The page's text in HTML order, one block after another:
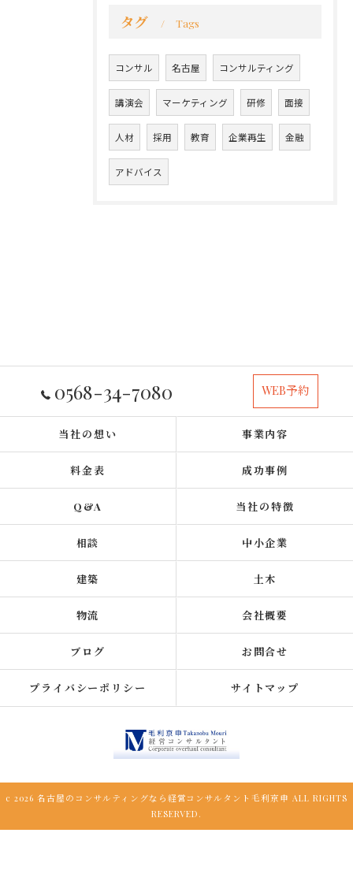
タグ Tags
コンサル 名古屋 コンサルティング
講演会 マーケティング 研修 面接
人材 採用 教育 企業再生 金融
アドバイス
0568-34-7080 WEB予約
当社の想い 事業内容
料金表 成功事例
Q&A 当社の特徴
相談 中小企業
建築 土木
物流 会社概要
ブログ お問合せ
プライバシーポリシー サイトマップ
c 2026 名古屋のコンサルティングなら経営コンサルタント毛利京申 ALL RIGHTS
RESERVED.